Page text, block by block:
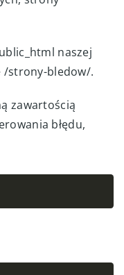
naszej
/strony-bledow/.
zawartością
błędu,